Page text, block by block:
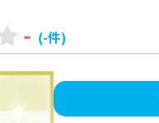
- (-件)